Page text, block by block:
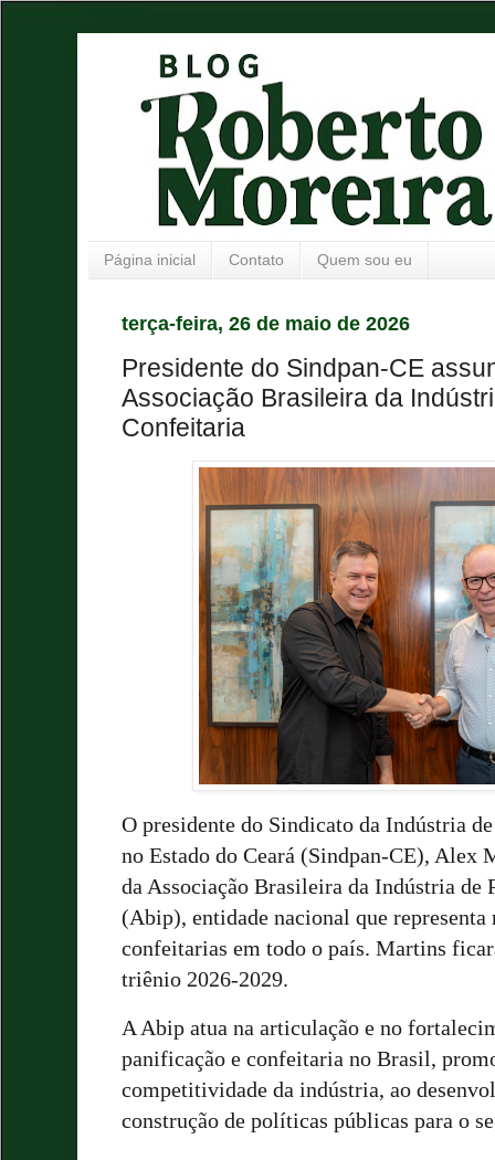
Página inicial Contato Quem sou eu
terça-feira, 26 de maio de 2026
Presidente do Sindpan-CE
Associação Brasileira da
Confeitaria
O presidente do Sindicato da Indústria
no Estado do Ceará (Sindpan-CE), Alex
da Associação Brasileira da Indústria de
(Abip), entidade nacional que
confeitarias em todo o país. Martins
triênio 2026-2029.
A Abip atua na articulação e no
panificação e confeitaria no Brasil,
competitividade da indústria, ao
construção de políticas públicas para o